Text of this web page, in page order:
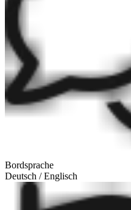
Bordsprache
Deutsch / Englisch